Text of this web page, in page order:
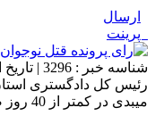
ارسال
پرینت
شناسه خبر : 3296 | تاریخ انتشار : 28 دی 1402 - 7:12 |
رئیس کل دادگستری
میبدی در کمتر از 40 روز صادر شد.